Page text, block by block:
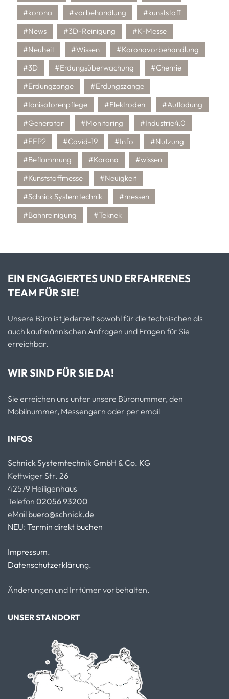
#korona
#vorbehandlung
#kunststoff
#News
#3D-Reinigung
#K-Messe
#Neuheit
#Wissen
#Koronavorbehandlung
#3D
#Erdungsüberwachung
#Chemie
#Erdungzange
#Erdungszange
#Ionisatorenpflege
#Elektroden
#Aufladung
#Generator
#Monitoring
#Industrie4.0
#FFP2
#Covid-19 #Info
#Nutzung
#Beflammung
#Korona
#wissen
#Kunststoffmesse
#Neuigkeit
#Schnick Systemtechnik
#messen
#Bahnreinigung
#Teknek
EIN ENGAGIERTES UND ERFAHRENES
TEAM FÜR SIE!
Unsere Büro ist jederzeit sowohl für die technischen als
auch kaufmännischen Anfragen und Fragen für Sie
erreichbar.
WIR SIND FÜR SIE DA!
Sie erreichen uns unter unsere Büronummer, den
Mobilnummer, Messengern oder per email
INFOS
Schnick Systemtechnik GmbH & Co. KG
Kettwiger Str. 26
42579 Heiligenhaus
Telefon 02056 93200
eMail buero@schnick.de
NEU: Termin direkt buchen
Impressum.
Datenschutzerklärung.
Änderungen und Irrtümer vorbehalten.
UNSER STANDORT